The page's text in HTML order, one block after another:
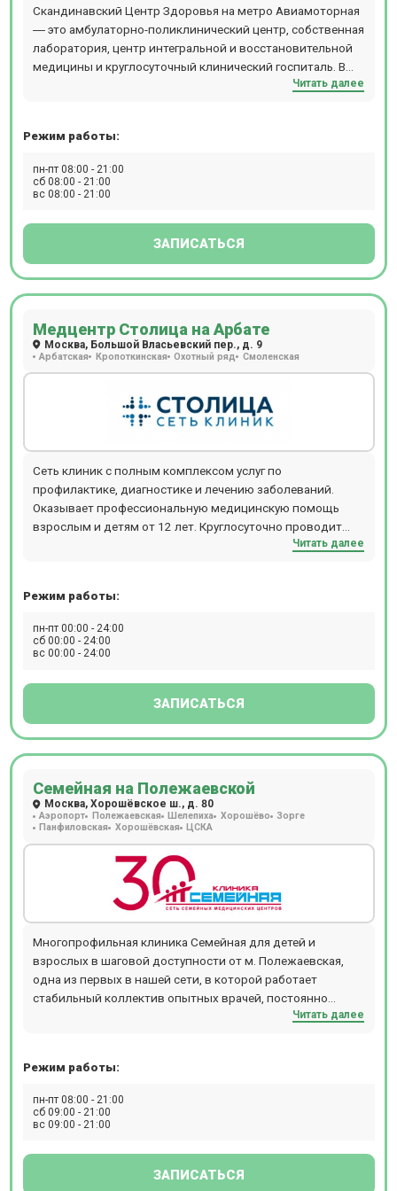
проконсультироваться с врачами любой специальности,
получить современный протокол лечения. Врачи
составляют схемы лечения, опираясь на анамнез,
возраст, пол, антропометрические показатели и другие
факторы, совокупно присутствующие в каждом
определенные возрастные категории – от
поликлиническое обслуживание, предлагаемое клиникой
Семейная у м. Университет, особенно актуально для
велика.
Скандинавский Центр Здоровья на метро Авиамоторная
― это амбулаторно-поликлинический центр, собственная
лаборатория, центр интегральной и восстановительной
медицины и круглосуточный клинический госпиталь. В
центре осуществляется полный комплекс услуг по
47 медицинским направлениям. Приём осуществляется
бесплатная парковка для пациентов.
Читать далее
Режим работы:
пн-пт 08:00 - 21:00
сб 08:00 - 21:00
вс 08:00 - 21:00
ЗАПИСАТЬСЯ
Медцентр Столица на Арбате
Москва, Большой Власьевский пер., д. 9
Арбатская Кропоткинская Охотный ряд Смоленская
Сеть клиник с полным комплексом услуг по
профилактике, диагностике и лечению заболеваний.
Оказывает профессиональную медицинскую помощь
взрослым и детям от 12 лет. Круглосуточно проводит
МРТ и КТ-обследования. Расположение: м. Смоленская
Читать далее
Режим работы:
пн-пт 00:00 - 24:00
сб 00:00 - 24:00
вс 00:00 - 24:00
ЗАПИСАТЬСЯ
Семейная на Полежаевской
Москва, Хорошёвское ш., д. 80
Аэропорт Полежаевская Шелепиха Хорошёво
Зорге
Панфиловская Хорошёвская ЦСКА
Многопрофильная клиника Семейная для детей и
взрослых в шаговой доступности от м. Полежаевская,
одна из первых в нашей сети, в которой работает
стабильный коллектив опытных врачей, постоянно
совершенствующих свою квалификацию, с большим
спектром направлений лечения: гинекология (ведение
аллергология (кожные пробы, специфическая терапия),
дерматология и косметология (аппаратные и
кожи, лимфоузлов, щитовидной железы, молочной
Читать далее
Режим работы:
пн-пт 08:00 - 21:00
сб 09:00 - 21:00
вс 09:00 - 21:00
ЗАПИСАТЬСЯ